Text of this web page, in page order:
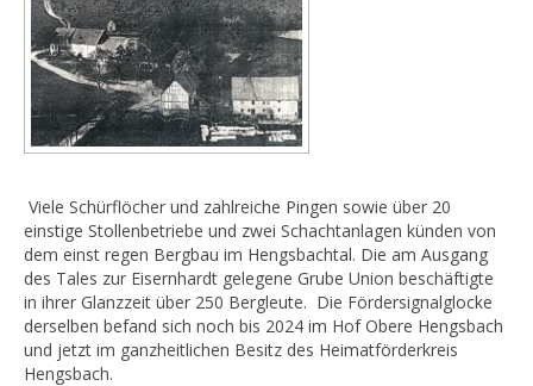
Viele Schürflöcher und zahlreiche Pingen sowie über 20
einstige Stollenbetriebe und zwei Schachtanlagen künden von
dem einst regen Bergbau im Hengsbachtal. Die am Ausgang
des Tales zur Eisernhardt gelegene Grube Union beschäftigte
in ihrer Glanzzeit über 250 Bergleute. Die Fördersignalglocke
derselben befand sich noch bis 2024 im Hof Obere Hengsbach
und jetzt im ganzheitlichen Besitz des Heimatförderkreis
Hengsbach.